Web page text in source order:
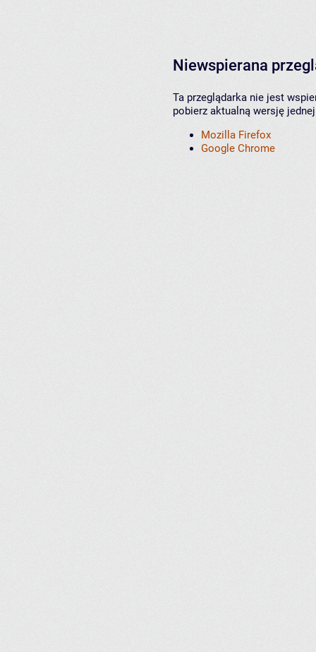
Niewspierana
Ta przeglądarka nie jest
pobierz aktualną wersję
Mozilla Firefox
Google Chrome